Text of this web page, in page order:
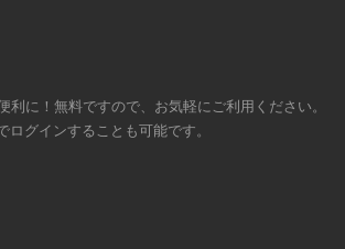
利に！無料ですので、お気軽にご利用ください。
ログインすることも可能です。